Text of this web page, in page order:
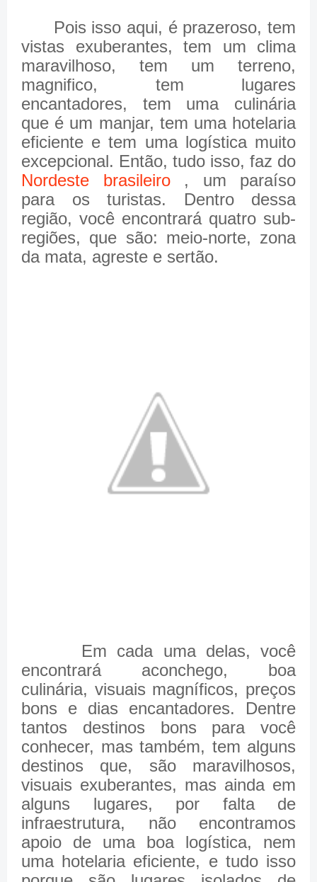
Pois isso aqui, é prazeroso, tem
vistas exuberantes, tem um clima
maravilhoso, tem um terreno,
magnifico, tem lugares
encantadores, tem uma culinária
que é um manjar, tem uma hotelaria
eficiente e tem uma logística muito
excepcional. Então, tudo isso, faz do
Nordeste brasileiro , um paraíso
para os turistas. Dentro dessa
região, você encontrará quatro sub-
regiões, que são: meio-norte, zona
da mata, agreste e sertão.
Em cada uma delas, você
encontrará aconchego, boa
culinária, visuais magníficos, preços
bons e dias encantadores. Dentre
tantos destinos bons para você
conhecer, mas também, tem alguns
destinos que, são maravilhosos,
visuais exuberantes, mas ainda em
alguns lugares, por falta de
infraestrutura, não encontramos
apoio de uma boa logística, nem
uma hotelaria eficiente, e tudo isso